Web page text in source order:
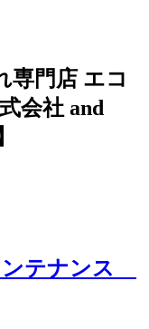
専門店 エコ
会社 and
ンテナンス